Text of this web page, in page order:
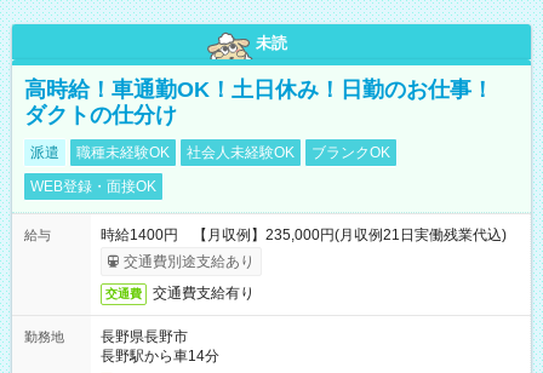
未読
高時給！車通勤OK！土日休み！日勤のお仕事！
ダクトの仕分け
派遣 職種未経験OK 社会人未経験OK
ブランクOK
WEB登録・面接OK
給与
時給1400円 【月収例】235,000円(月収例21日実働残業代込)
交通費別途支給あり
交通費 交通費支給有り
勤務地
長野県長野市
長野駅から車14分